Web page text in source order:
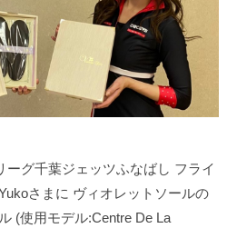
ーグ千葉ジェッツふなばし フライ
さまに ヴィオレットソールの
(使用モデル:Centre De La